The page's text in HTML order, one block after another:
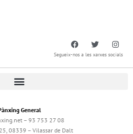
Segueix-nos a les xarxes socials
General
– 93 753 27 08
08339 – Vilassar de Dalt